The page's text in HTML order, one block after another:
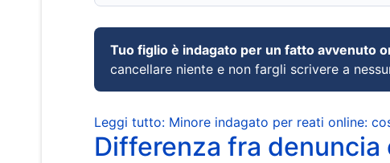
Tuo figlio è indagato per un fatto avvenuto
cancellare niente e non fargli scrivere a
Leggi tutto: Minore indagato per reati online:
Differenza fra denuncia